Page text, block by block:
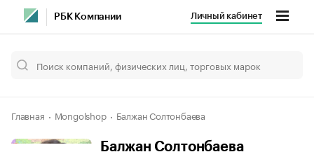
РБК Компании Личный кабинет
Главная Mongolshop Балжан Солтонбаева
Балжан Солтонбаева